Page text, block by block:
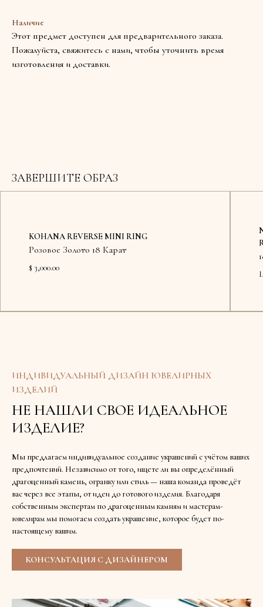
Наличие
Этот предмет доступен для предварительного заказа.
Пожалуйста, свяжитесь с нами, чтобы уточнить время
изготовления и доставки.
ЗАВЕРШИТЕ ОБРАЗ
KOHANA REVERSE MINI RING
Розовое Золото 18 Карат
$ 3,000.00
ИНДИВИДУАЛЬНЫЙ ДИЗАЙН ЮВЕЛИРНЫХ
ИЗДЕЛИЙ
НЕ НАШЛИ СВОЕ ИДЕАЛЬНОЕ
ИЗДЕЛИЕ?
Мы предлагаем индивидуальное создание украшений с учётом ваших
предпочтений. Независимо от того, ищете ли вы определённый
драгоценный камень, огранку или стиль — наша команда проведёт
вас через все этапы, от идеи до готового изделия. Благодаря
собственным экспертам по драгоценным камням и мастерам-
ювелирам мы помогаем создать украшение, которое будет по-
настоящему вашим.
КОНСУЛЬТАЦИЯ С ДИЗАЙНЕРОМ